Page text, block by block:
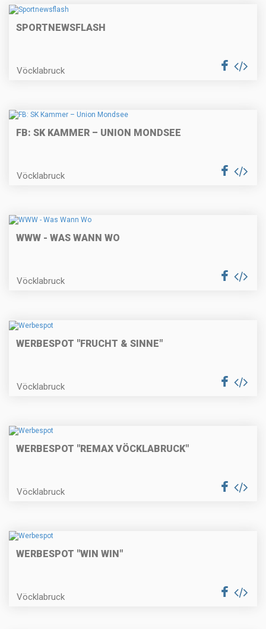
SPORTNEWSFLASH
Vöcklabruck
FB: SK KAMMER – UNION MONDSEE
Vöcklabruck
WWW - WAS WANN WO
Vöcklabruck
WERBESPOT "FRUCHT & SINNE"
Vöcklabruck
WERBESPOT "REMAX VÖCKLABRUCK"
Vöcklabruck
WERBESPOT "WIN WIN"
Vöcklabruck